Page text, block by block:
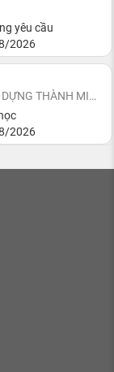
yêu cầu
2026
CÔNG TY CỔ PHẦN TƯ VẤN ĐẦU TƯ XÂY DỰNG THÀNH MINH ANH
2026